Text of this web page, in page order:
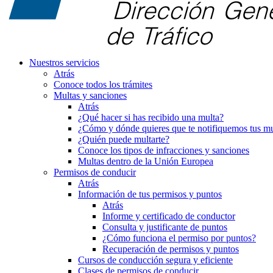
Nuestros servicios
Atrás
Conoce todos los trámites
Multas y sanciones
Atrás
¿Qué hacer si has recibido una multa?
¿Cómo y dónde quieres que te notifiquemos tus
¿Quién puede multarte?
Conoce los tipos de infracciones y sanciones
Multas dentro de la Unión Europea
Permisos de conducir
Atrás
Información de tus permisos y puntos
Atrás
Informe y certificado de conductor
Consulta y justificante de puntos
¿Cómo funciona el permiso por puntos?
Recuperación de permisos y puntos
Cursos de conducción segura y eficiente